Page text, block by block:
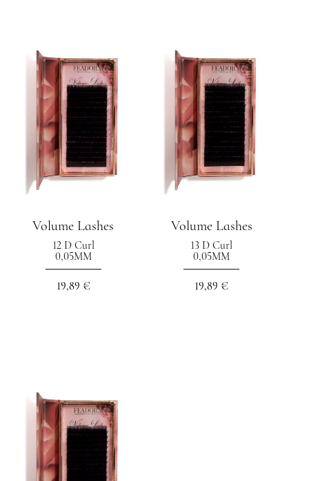
Volume Lashes
12 D Curl
0,05MM
19,89 €
Volume Lashes
13 D Curl
0,05MM
19,89 €